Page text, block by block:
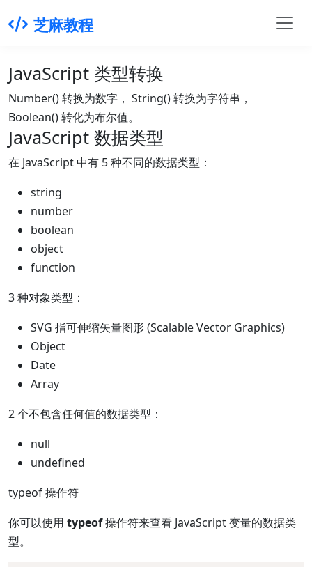
芝麻教程
JavaScript 类型转换
Number() 转换为数字， String() 转换为字符串，
Boolean() 转化为布尔值。
JavaScript 数据类型
在 JavaScript 中有 5 种不同的数据类型：
string
number
boolean
object
function
3 种对象类型：
SVG 指可伸缩矢量图形 (Scalable Vector Graphics)
Object
Date
Array
2 个不包含任何值的数据类型：
null
undefined
typeof 操作符
你可以使用 typeof操作符来查看 JavaScript 变量的数据类
型。